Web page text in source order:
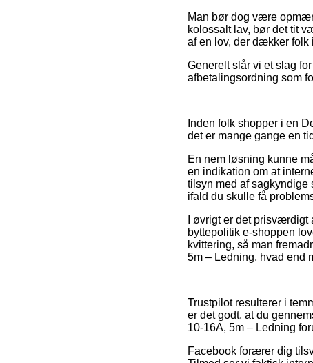
Man bør dog være
kolossalt lav, bør det tit
af en lov, der dækker folk
Generelt slår vi et slag
afbetalingsordning som
Inden folk shopper i en
det er mange gange en
En nem løsning kunne
en indikation om at
tilsyn med af
ifald du skulle få
I øvrigt er det
byttepolitik e-shoppen
kvittering, så man
5m – Ledning, hvad end
Trustpilot resulterer i
er det godt, at du
10-16A, 5m – Ledning
Facebook forærer dig